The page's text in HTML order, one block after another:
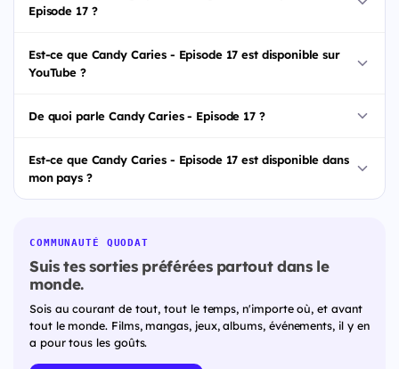
Episode 17 ?
Est-ce que Candy Caries - Episode 17 est disponible sur
YouTube ?
De quoi parle Candy Caries - Episode 17 ?
Est-ce que Candy Caries - Episode 17 est disponible dans
mon pays ?
COMMUNAUTÉ QUODAT
Suis tes sorties préférées partout dans le
monde.
Sois au courant de tout, tout le temps, n'importe où, et avant
tout le monde. Films, mangas, jeux, albums, événements, il y en
a pour tous les goûts.